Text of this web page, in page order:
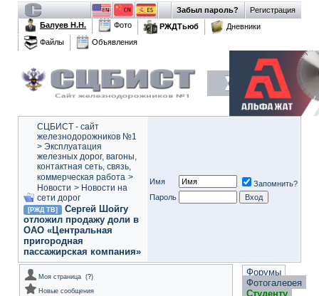
Регистрация
Забыл пароль?
Балуев Н.Н.
Фото РЖДТьюб
Дневники
Файлы
Объявления
СЦБИСТ - сайт
железнодорожников №1
> Эксплуатация
железных дорог, вагоны,
контактная сеть, связь,
коммерческая работа >
Новости > Новости на
сети дорог
[РЖД ТВ]
Сергей Шойгу
отложил продажу доли в
ОАО «Центральная
пригородная
пассажирская компания»
Имя
Запомнить?
Пароль
Моя страница (?)
Новые сообщения
Форумы
Фотогалерея
Студенту